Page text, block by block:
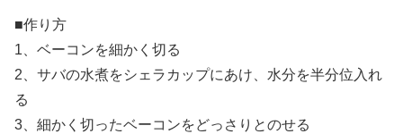
■作り方
1、ベーコンを細かく切る
2、サバの水煮をシェラカップにあけ、水分を半分位入れ
る
3、細かく切ったベーコンをどっさりとのせる